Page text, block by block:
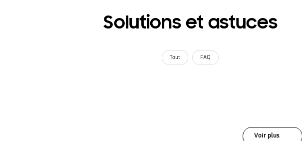
Solutions et astuces
Tout FAQ
Voir plus